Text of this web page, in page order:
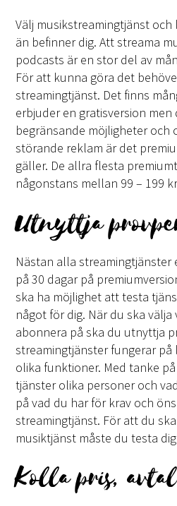
Välj musikstreamingtjänst och
än befinner dig. Att streama
podcasts är en stor del av
För att kunna göra det
streamingtjänst. Det finns
erbjuder en gratisversion
begränsande möjligheter och
störande reklam är det
gäller. De allra flesta
någonstans mellan 99 – 199
Utnyttja
Nästan alla streamingtjänster
på 30 dagar på
ska ha möjlighet att testa
något för dig. När du ska
abonnera på ska du utnyttja
streamingtjänster fungerar
olika funktioner. Med tanke
tjänster olika personer och
på vad du har för krav och
streamingtjänst. För att du
musiktjänst måste du testa
Kolla pris,